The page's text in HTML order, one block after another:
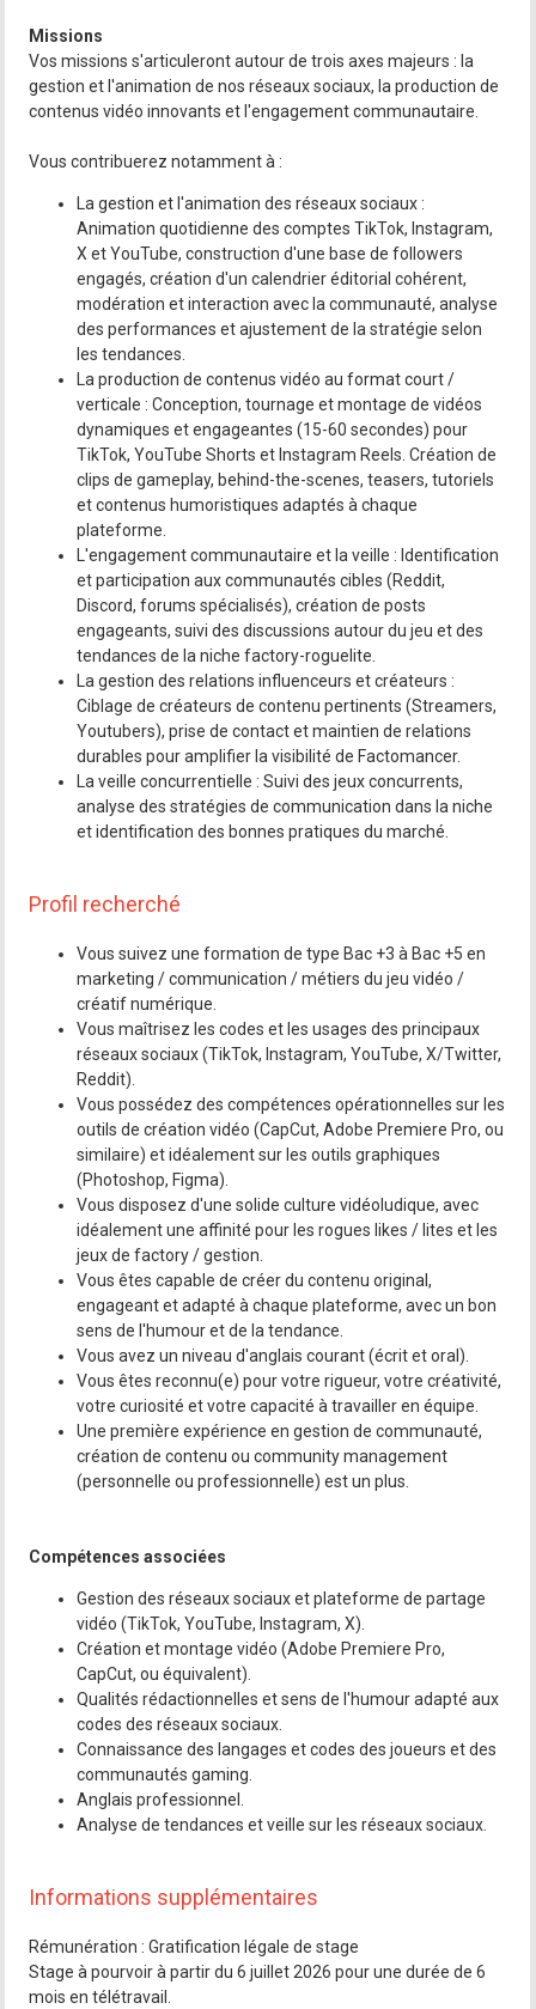
Missions
Vos missions s'articuleront autour de trois axes majeurs : la
gestion et l'animation de nos réseaux sociaux, la production de
contenus vidéo innovants et l'engagement communautaire.
Vous contribuerez notamment à :
La gestion et l'animation des réseaux sociaux :
Animation quotidienne des comptes TikTok, Instagram,
X et YouTube, construction d'une base de followers
engagés, création d'un calendrier éditorial cohérent,
modération et interaction avec la communauté, analyse
des performances et ajustement de la stratégie selon
les tendances.
La production de contenus vidéo au format court /
verticale : Conception, tournage et montage de vidéos
dynamiques et engageantes (15-60 secondes) pour
TikTok, YouTube Shorts et Instagram Reels. Création de
clips de gameplay, behind-the-scenes, teasers, tutoriels
et contenus humoristiques adaptés à chaque
plateforme.
L'engagement communautaire et la veille : Identification
et participation aux communautés cibles (Reddit,
Discord, forums spécialisés), création de posts
engageants, suivi des discussions autour du jeu et des
tendances de la niche factory-roguelite.
La gestion des relations influenceurs et créateurs :
Ciblage de créateurs de contenu pertinents (Streamers,
Youtubers), prise de contact et maintien de relations
durables pour amplifier la visibilité de Factomancer.
La veille concurrentielle : Suivi des jeux concurrents,
analyse des stratégies de communication dans la niche
et identification des bonnes pratiques du marché.
Profil recherché
Vous suivez une formation de type Bac +3 à Bac +5 en
marketing / communication / métiers du jeu vidéo /
créatif numérique.
Vous maîtrisez les codes et les usages des principaux
réseaux sociaux (TikTok, Instagram, YouTube, X/Twitter,
Reddit).
Vous possédez des compétences opérationnelles sur les
outils de création vidéo (CapCut, Adobe Premiere Pro, ou
similaire) et idéalement sur les outils graphiques
(Photoshop, Figma).
Vous disposez d'une solide culture vidéoludique, avec
idéalement une affinité pour les rogues likes / lites et les
jeux de factory / gestion.
Vous êtes capable de créer du contenu original,
engageant et adapté à chaque plateforme, avec un bon
sens de l'humour et de la tendance.
Vous avez un niveau d'anglais courant (écrit et oral).
Vous êtes reconnu(e) pour votre rigueur, votre créativité,
votre curiosité et votre capacité à travailler en équipe.
Une première expérience en gestion de communauté,
création de contenu ou community management
(personnelle ou professionnelle) est un plus.
Compétences associées
Gestion des réseaux sociaux et plateforme de partage
vidéo (TikTok, YouTube, Instagram, X).
Création et montage vidéo (Adobe Premiere Pro,
CapCut, ou équivalent).
Qualités rédactionnelles et sens de l'humour adapté aux
codes des réseaux sociaux.
Connaissance des langages et codes des joueurs et des
communautés gaming.
Anglais professionnel.
Analyse de tendances et veille sur les réseaux sociaux.
Informations supplémentaires
Rémunération : Gratification légale de stage
Stage à pourvoir à partir du 6 juillet 2026 pour une durée de 6
mois en télétravail.